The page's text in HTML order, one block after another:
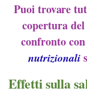
Puoi trovare
copertura
confronto
nutrizionali
Effetti sulla